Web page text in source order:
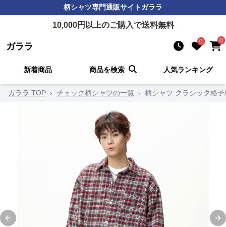
柄シャツ専門通販サイトガララ
10,000円以上のご購入で送料無料
ガララ 0 0
新着商品 商品を検索 人気ランキング
ガララ TOP › チェック柄シャツの一覧 › 柄シャツ クラシック格
Previous slide